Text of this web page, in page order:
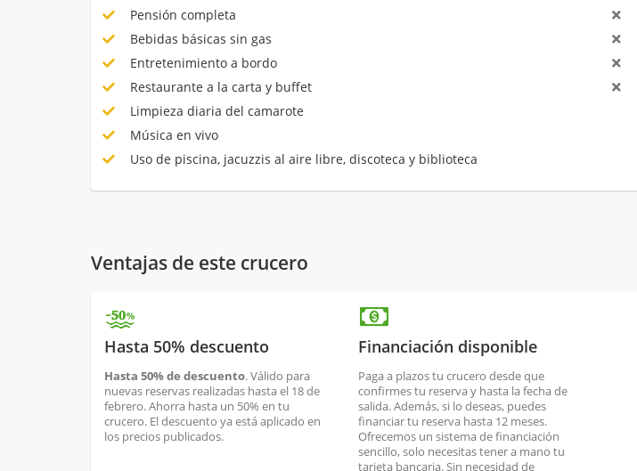
Pensión completa
Bebidas básicas sin gas
Entretenimiento a bordo
Restaurante a la carta y buffet
Limpieza diaria del camarote
Música en vivo
Uso de piscina, jacuzzis al aire libre, discoteca y biblioteca
Ventajas de este crucero
Hasta 50% descuento
Hasta 50% de descuento. Válido para
nuevas reservas realizadas hasta el 18 de
febrero. Ahorra hasta un 50% en tu
crucero. El descuento ya está aplicado en
los precios publicados.
Financiación disponible
Paga a plazos tu crucero desde que
confirmes tu reserva y hasta la fecha de
salida. Además, si lo deseas, puedes
financiar tu reserva hasta 12 meses.
Ofrecemos un sistema de financiación
sencillo, solo necesitas tener a mano tu
tarjeta bancaria. Sin necesidad de